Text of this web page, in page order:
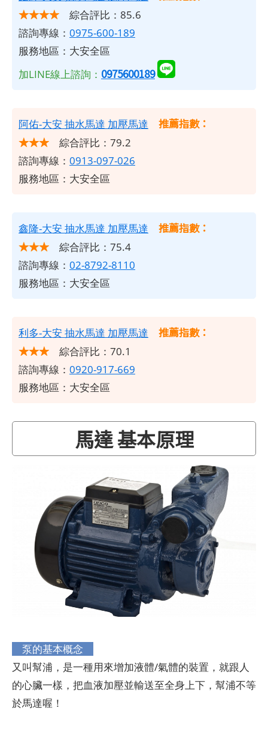
★★★★ 綜合評比：85.6
諮詢專線： 0975-600-189
服務地區：大安全區
加LINE線上諮詢： 0975600189
阿佑-大安 抽水馬達 加壓馬達
推薦指數：
★★★ 綜合評比：79.2
諮詢專線： 0913-097-026
服務地區：大安全區
鑫隆-大安 抽水馬達 加壓馬達
推薦指數：
★★★ 綜合評比：75.4
諮詢專線： 02-8792-8110
服務地區：大安全區
利多-大安 抽水馬達 加壓馬達
推薦指數：
★★★ 綜合評比：70.1
諮詢專線： 0920-917-669
服務地區：大安全區
馬達 基本原理
泵的基本概念
又叫幫浦，是一種用來增加液體/氣體的裝置，就跟人
的心臟一樣，把血液加壓並輸送至全身上下，幫浦不等
於馬達喔！